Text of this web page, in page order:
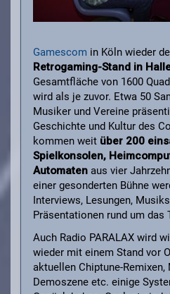
Gamescom in Köln wieder
Retrogaming-Stand in
Gesamtfläche von 1600
wird als je zuvor. Etwa 50
Musiker und Vereine
Geschichte und Kultur des
kommen weit über 200
Spielkonsolen,
Automatenaus vier
einer gesonderten Bühne
Interviews, Lesungen,
Präsentationen rund um das
Auch Radio PARALAX wird
wieder mit einem Stand vor
aktuellen Chiptune-Remixen,
Demoszene etc. einige